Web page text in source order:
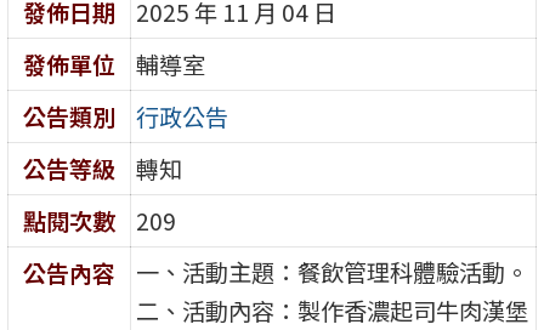
發佈日期
2025 年 11 月 04 日
發佈單位
輔導室
公告類別
行政公告
公告等級
轉知
點閱次數
209
公告內容
一、活動主題：餐飲管理科體驗活動。
二、活動內容：製作香濃起司牛肉漢堡